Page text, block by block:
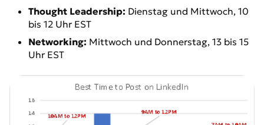
Thought Leadership: Dienstag und Mittwoch, 10
bis 12 Uhr EST
Networking: Mittwoch und Donnerstag, 13 bis 15
Uhr EST